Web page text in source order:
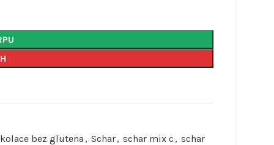
bez glutena , Schar, schar mix c , schar